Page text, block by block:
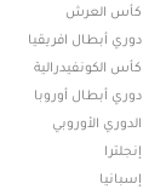
كأس العرش
دوري أبطال افريقيا
كأس الكونفيدرالية
دوري أبطال أوروبا
الدوري الأوروبي
إنجلترا
إسبانيا